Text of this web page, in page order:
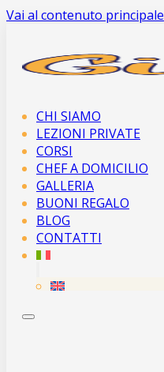
Vai al contenuto principale
CHI SIAMO
LEZIONI PRIVATE
CORSI
CHEF A DOMICILIO
GALLERIA
BUONI REGALO
BLOG
CONTATTI